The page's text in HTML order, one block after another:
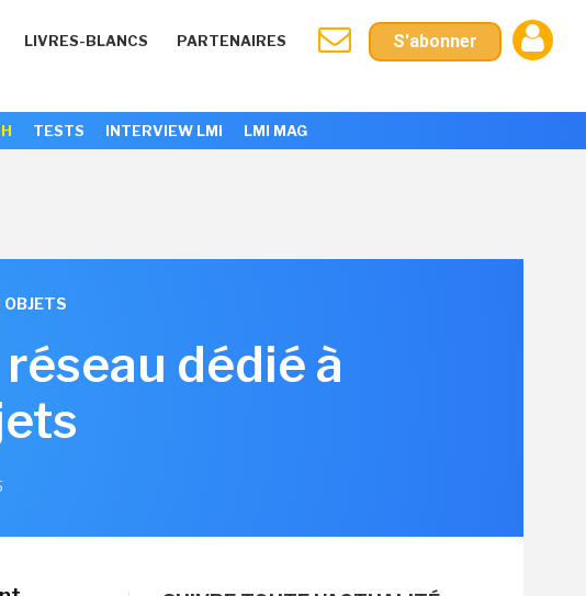
LIVRES-BLANCS PARTENAIRES S'abonner
TESTS INTERVIEW LMI LMI MAG
dédié à